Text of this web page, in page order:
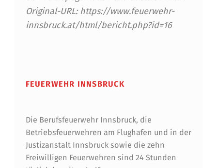
Original-URL: https://www.feuerwehr-
innsbruck.at/html/bericht.php?id=16
FEUERWEHR INNSBRUCK
Die Berufsfeuerwehr Innsbruck, die
Betriebsfeuerwehren am Flughafen und in der
Justizanstalt Innsbruck sowie die zehn
Freiwilligen Feuerwehren sind 24 Stunden